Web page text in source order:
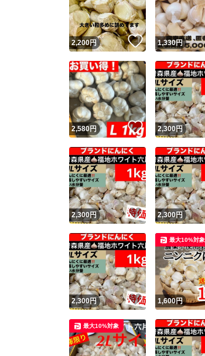
2,200円 いいね！
1,330円
2,580円 いいね！
2,300円
2,300円 いいね！
2,300円
2,300円 いいね！
1,600円
最大10%対象
最大10%対象